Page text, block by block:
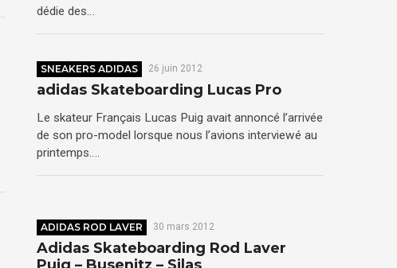
dédie des…
SNEAKERS ADIDAS 26 juin 2012
adidas Skateboarding Lucas Pro
Le skateur Français Lucas Puig avait annoncé l’arrivée
de son pro-model lorsque nous l’avions interviewé au
printemps….
ADIDAS ROD LAVER 30 mars 2012
Adidas Skateboarding Rod Laver